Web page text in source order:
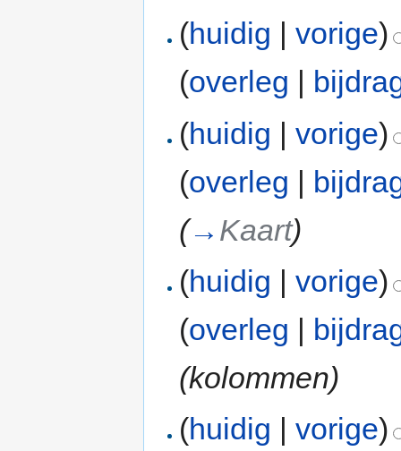
(huidig |vorige)
(overleg |
(huidig |vorige)
(overleg |
(→ Kaart)
(huidig |vorige)
(overleg |
(kolommen)
(huidig |vorige)